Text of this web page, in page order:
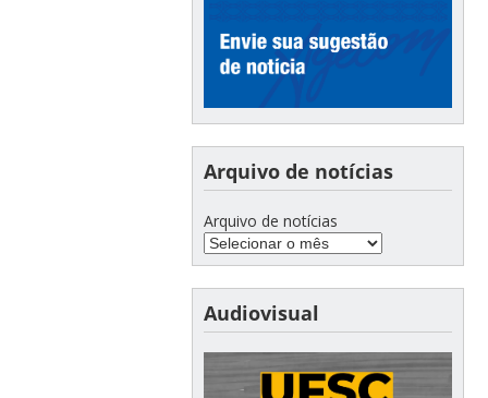
Arquivo de notícias
Arquivo de notícias
Audiovisual